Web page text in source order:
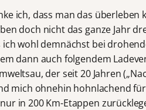
ich, dass man das überleben
doch nicht das ganze Jahr
ich wohl demnächst bei
dann auch folgendem
der seit 20 Jahren
mich ohnehin hohnlachend
in 200 Km-Etappen